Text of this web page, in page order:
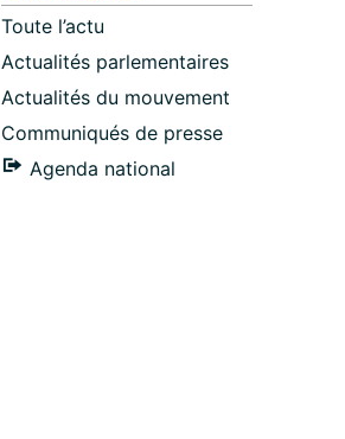
Toute l’actu
Actualités parlementaires
Actualités du mouvement
Communiqués de presse
Agenda national